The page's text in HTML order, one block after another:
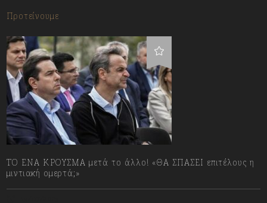
Προτείνουμε
ΤΟ ΕΝΑ ΚΡΟΥΣΜΑ μετά το άλλο! «ΘΑ ΣΠΑΣΕΙ επιτέλους η
μιντιακή ομερτά;»